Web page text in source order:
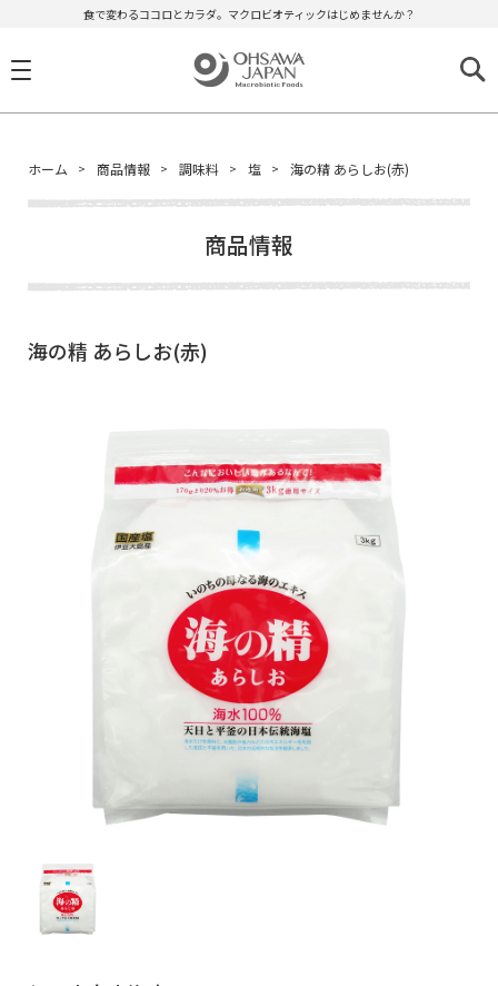
食で変わるココロとカラダ。マクロビオティックはじめませんか？
ホーム 商品情報 調味料 塩 海の精 あらしお(赤)
商品情報
海の精 あらしお(赤)